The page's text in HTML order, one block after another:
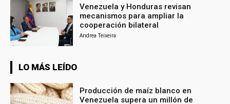
Venezuela y Honduras revisan
mecanismos para ampliar la
cooperación bilateral
Andrea Teixeira
LO MÁS LEÍDO
Producción de maíz blanco en
Venezuela supera un millón de